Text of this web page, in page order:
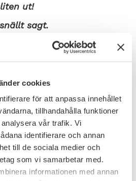
cookies
för att anpassa innehållet
tillhandahålla funktioner
vår trafik. Vi
identifierare och annan
till de sociala medier och
som vi samarbetar med.
informationen med annan
ut!
sagt.
ärlig!
Det du sa var inte
stämmer. Då är det
hen har sagt och
på min bekostnad.
inte bli så ledsen.
vad glad jag blir över